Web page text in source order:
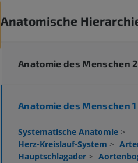
Anatomische
Anatomie des Menschen 2
Anatomie des Menschen 1
Systematische Anatomie >
Herz-Kreislauf-System >
Hauptschlagader >